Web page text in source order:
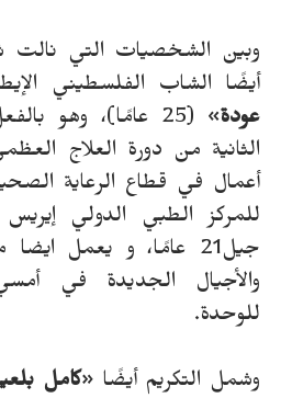
وبين الشخصيات التي نالت
أيضًا الشاب الفلسطيني
عودة
» (25 عامًا)، وهو
الثانية من دورة العلاج
أعمال في قطاع الرعاية
للمركز الطبي الدولي
جيل21 عامًا، و يعمل
والأجيال الجديدة في
للوحدة.
وشمل التكريم أيضًا «كامل